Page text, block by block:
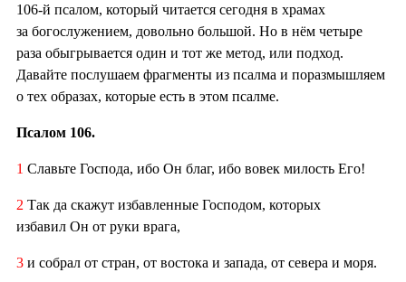
106-й псалом, который читается сегодня в храмах
за богослужением, довольно большой. Но в нём четыре
раза обыгрывается один и тот же метод, или подход.
Давайте послушаем фрагменты из псалма и поразмышляем
о тех образах, которые есть в этом псалме.
Псалом 106.
1 Славьте Господа, ибо Он благ, ибо вовек милость Его!
2 Так да скажут избавленные Господом, которых
избавил Он от руки врага,
3 и собрал от стран, от востока и запада, от севера и моря.